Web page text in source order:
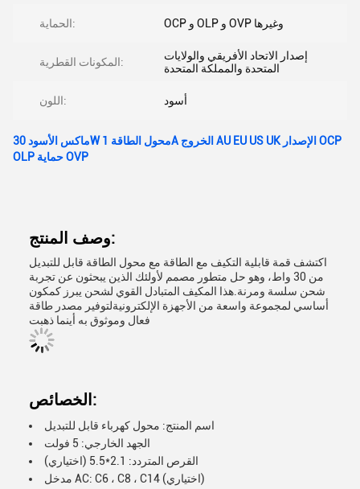
الحماية: OCP و OLP و OVP وغيرها
المكونات القطرية:
إصدار الاتحاد الأفريقي والولايات
المتحدة والمملكة المتحدة
اللون: أسود
ماكس الأسود 30W محول الطاقة 1A الخروج AU EU US UK الإصدار OCP
OLP حماية OVP
وصف المنتج:
اكتشف قمة قابلية التكيف مع الطاقة مع محول الطاقة قابل للتبديل
من 30 واط، وهو حل متطور مصمم لأولئك الذين يبحثون عن تجربة
شحن سلسة ومرنة.هذا المكيف المتبادل القوي لشحن يبرز كمكون
أساسي لمجموعة واسعة من الأجهزة الإلكترونيةلتوفير مصدر طاقة
فعال وموثوق به أينما ذهبت
الخصائص:
اسم المنتج: محول كهرباء قابل للتبديل
الجهد الخارجي: 5 فولت
القرص المتردد: 2.1*5.5 (اختياري)
مدخل AC: C6 ، C8 ، C14 (اختياري)